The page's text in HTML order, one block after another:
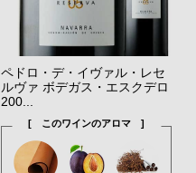
ペドロ・デ・イヴァル・レセ
ルヴァ ボデガス・エスクデロ
200...
[ このワインのアロマ ]